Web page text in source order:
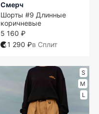
Смерч
Шорты #9 Длинные
коричневые
5 160 ₽
1 290 ₽в Сплит
S
M
L